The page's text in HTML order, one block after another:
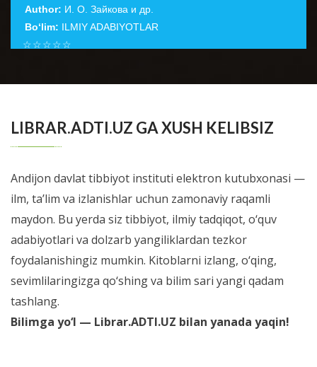
Author: И. О. Зайкова и др.
Bo‘lim: ILMIY ADABIYOTLAR
☆
☆
☆
☆
☆
LIBRAR.ADTI.UZ GA XUSH KELIBSIZ
Andijon davlat tibbiyot instituti elektron kutubxonasi —
ilm, ta’lim va izlanishlar uchun zamonaviy raqamli
maydon. Bu yerda siz tibbiyot, ilmiy tadqiqot, o‘quv
adabiyotlari va dolzarb yangiliklardan tezkor
foydalanishingiz mumkin. Kitoblarni izlang, o‘qing,
sevimlilaringizga qo‘shing va bilim sari yangi qadam
tashlang.
Bilimga yo‘l — Librar.ADTI.UZ bilan yanada yaqin!